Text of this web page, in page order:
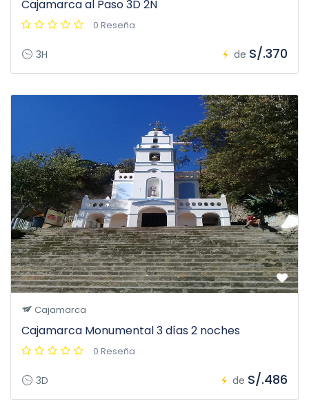
Cajamarca al Paso 3D 2N
0 Reseña
3H de S/.370
Cajamarca
Cajamarca Monumental 3 días 2 noches
0 Reseña
3D de S/.486